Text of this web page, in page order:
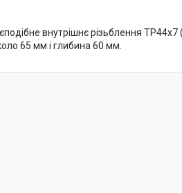
внутрішнє різьблення
65 мм і глибина 60 мм.